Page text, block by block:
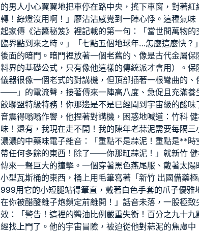
的男人小心翼翼地把車停在路中央，搖下車窗，對著
轉！綠燈沒用啊！」廖沾沾感覺到一陣心悸。這種氣
起家傳《沾醬秘笈》裡記載的第一句：「當世間萬物
臨界點到來之時。」「七點五個地球年…怎麼這麼快
後面的暗門。暗門裡放著一個老舊的、像是古代金屬
料界的基礎公式，只有像他這樣的傳統派才會用）。
儀器很像一個老式的對講機，但頂部插著一根彎曲的
——」的電流聲，接著傳來一陣高八度、急促且充滿養
餃聯盟特級特務！你那邊是不是已經聞到宇宙級的酸
音震得嗡嗡作響，他捏著對講機，困惑地喊道： 竹科
味！還有，我現在走不開！我的陳年老蒜泥需要每隔
濃濃的中藥味電子雜音：「重點不是蒜泥！重點是**
帶任何多餘的東西！除了——你那缸蒜泥！」就新竹
傳來一聲巨大的撞擊。一個穿著黑色燕尾服、戴著太
小型瓦斯桶的東西，桶上用毛筆寫著「新竹 出國備藥
999用它的小短腿站得筆直，戴著白色手套的爪子優
在你被醋酸離子炮鎖定前離開！」話音未落，一股極
效：「警告！這裡的醬油比例嚴重失衡！百分之九十
經找上門了。他的宇宙冒險，被迫從他對蒜泥的焦慮